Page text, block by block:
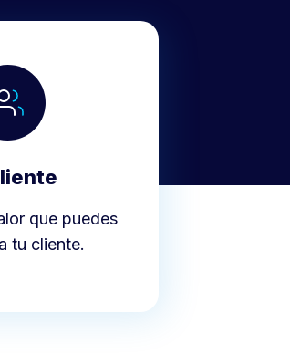
que puedes
tu cliente.